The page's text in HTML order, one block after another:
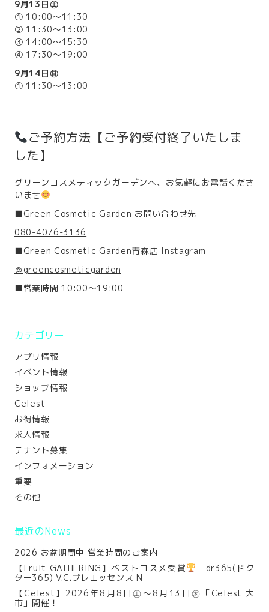
9月13日㊏
①10:00～11:30
②11:30～13:00
③14:00～15:30
④17:30～19:00
9月14日㊐
①11:30～13:00
ご予約方法【ご予約受付終了いたしま
した】
グリーンコスメティックガーデンへ、お気軽にお電話くださ
いませ
■Green Cosmetic Garden お問い合わせ先
080-4076-3136
■Green Cosmetic Garden青森店 Instagram
＠greencosmeticgarden
■営業時間 10:00～19:00
カテゴリー
アプリ情報
イベント情報
ショップ情報
Celest
お得情報
求人情報
テナント募集
インフォメーション
重要
その他
最近のNews
2026 お盆期間中 営業時間のご案内
【Fruit GATHERING】ベストコスメ受賞
dr365(ドク
ター365) V.C.プレエッセンス N
【Celest】2026年8月8日㊏～8月13日㊍「Celest 大
市」開催！